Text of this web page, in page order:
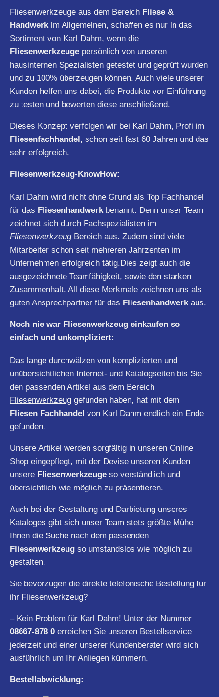
Fliesenwerkzeuge aus dem Bereich Fliese &
Handwerkim Allgemeinen, schaffen es nur in das
Sortiment von Karl Dahm, wenn die
Fliesenwerkzeuge persönlich von unseren
hausinternen Spezialisten getestet und geprüft wurden
und zu 100% überzeugen können. Auch viele unserer
Kunden helfen uns dabei, die Produkte vor Einführung
zu testen und bewerten diese anschließend.
Dieses Konzept verfolgen wir bei Karl Dahm, Profi im
Fliesenfachhandel, schon seit fast 60 Jahren und das
sehr erfolgreich.
Fliesenwerkzeug-KnowHow:
Karl Dahm wird nicht ohne Grund als Top Fachhandel
für das Fliesenhandwerkbenannt. Denn unser Team
zeichnet sich durch Fachspezialisten im
FliesenwerkzeugBereich aus. Zudem sind viele
Mitarbeiter schon seit mehreren Jahrzenten im
Unternehmen erfolgreich tätig.Dies zeigt auch die
ausgezeichnete Teamfähigkeit, sowie den starken
Zusammenhalt. All diese Merkmale zeichnen uns als
guten Ansprechpartner für das Fliesenhandwerkaus.
Noch nie war Fliesenwerkzeug einkaufen so
einfach und unkompliziert:
Das lange durchwälzen von komplizierten und
unübersichtlichen Internet- und Katalogseiten bis Sie
den passenden Artikel aus dem Bereich
Fliesenwerkzeug gefunden haben, hat mit dem
Fliesen Fachhandel von Karl Dahm endlich ein Ende
gefunden.
Unsere Artikel werden sorgfältig in unseren Online
Shop eingepflegt, mit der Devise unseren Kunden
unsere Fliesenwerkzeuge so verständlich und
übersichtlich wie möglich zu präsentieren.
Auch bei der Gestaltung und Darbietung unseres
Kataloges gibt sich unser Team stets größte Mühe
Ihnen die Suche nach dem passenden
Fliesenwerkzeug so umstandslos wie möglich zu
gestalten.
Sie bevorzugen die direkte telefonische Bestellung für
ihr Fliesenwerkzeug?
– Kein Problem für Karl Dahm! Unter der Nummer
08667-878 0 erreichen Sie unseren Bestellservice
jederzeit und einer unserer Kundenberater wird sich
ausführlich um Ihr Anliegen kümmern.
Bestellabwicklung: